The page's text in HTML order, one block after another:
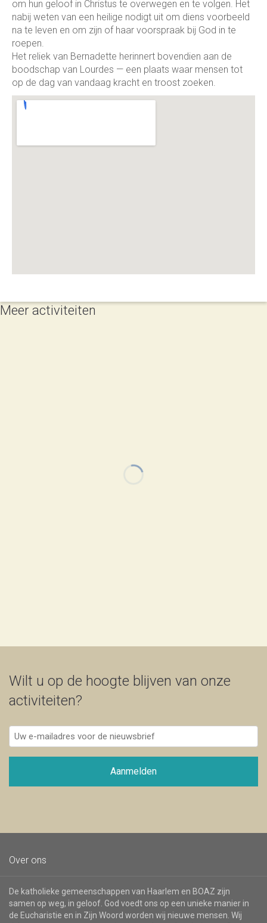
om hun geloof in Christus te overwegen en te volgen. Het
nabij weten van een heilige nodigt uit om diens voorbeeld
na te leven en om zijn of haar voorspraak bij God in te
roepen.
Het reliek van Bernadette herinnert bovendien aan de
boodschap van Lourdes — een plaats waar mensen tot
op de dag van vandaag kracht en troost zoeken.
Meer activiteiten
Wilt u op de hoogte blijven van onze
activiteiten?
Uw
e-
mailadres
de
Aanmelden
Over ons
De katholieke gemeenschappen van Haarlem en BOAZ zijn
samen op weg, in geloof. God voedt ons op een unieke manier in
de Eucharistie en in Zijn Woord worden wij nieuwe mensen. Wij